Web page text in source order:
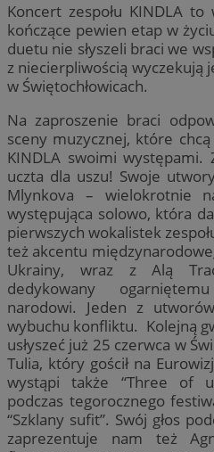
Koncert zespołu KINDLA
kończące pewien etap w
duetu nie słyszeli braci we
z niecierpliwością wyczekują
w Świętochłowicach.
Na zaproszenie braci
sceny muzycznej, które
KINDLA swoimi występami.
uczta dla uszu! Swoje
Mlynkova – wielokrotnie
występująca solowo, która
pierwszych wokalistek
też akcentu
Ukrainy, wraz z Alą
dedykowany
narodowi. Jeden z
wybuchu konfliktu. Kolejną
usłyszeć już 25 czerwca w
Tulia, który gościł na
wystąpi także “Three of
podczas tegorocznego
“Szklany sufit”. Swój głos
zaprezentuje nam też